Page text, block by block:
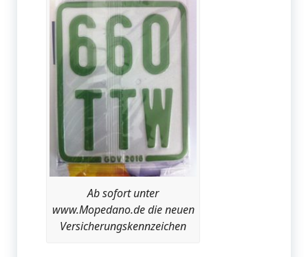
Ab sofort unter
www.Mopedano.de die neuen
Versicherungskennzeichen